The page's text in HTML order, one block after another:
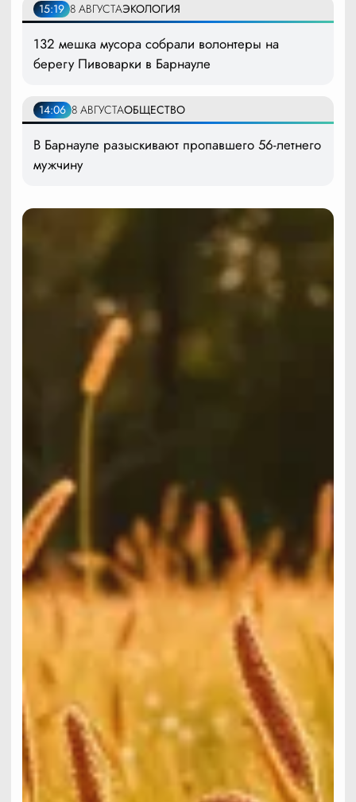
15:19 8 АВГУСТАЭКОЛОГИЯ
132 мешка мусора собрали волонтеры на
берегу Пивоварки в Барнауле
14:06 8 АВГУСТАОБЩЕСТВО
В Барнауле разыскивают пропавшего 56-летнего
мужчину